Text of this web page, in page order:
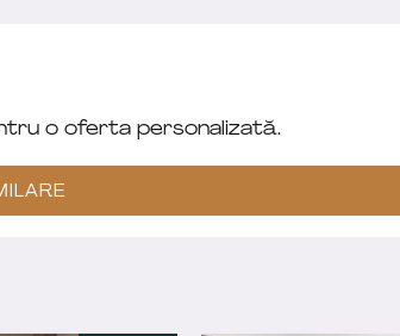
o oferta personalizată.